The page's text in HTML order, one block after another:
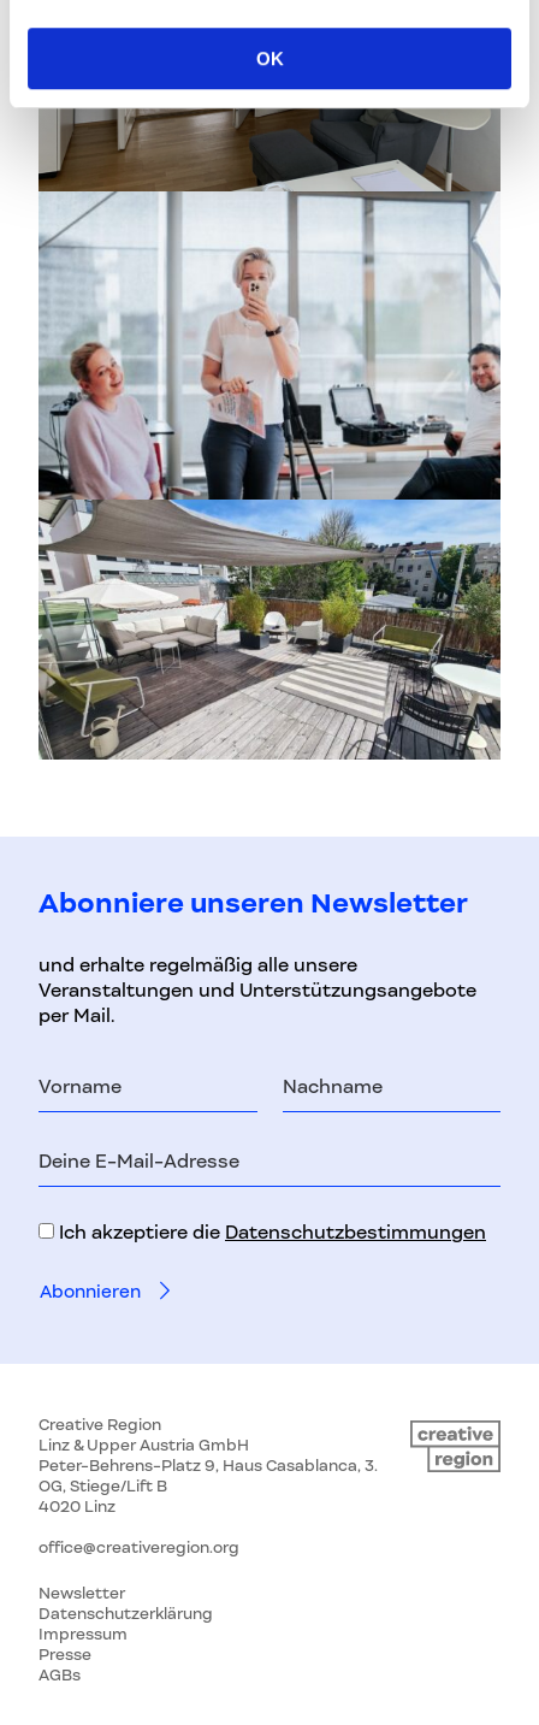
OK
Abonniere unseren Newsletter
und erhalte regelmäßig alle unsere
Veranstaltungen und Unterstützungsangebote
per Mail.
Nachname
Mail-
Ich akzeptiere die Datenschutzbestimmungen
Creative Region
Linz & Upper Austria GmbH
Peter-Behrens-Platz 9, Haus Casablanca, 3.
OG, Stiege/Lift B
4020 Linz
office@creativeregion.org
Newsletter
Datenschutzerklärung
Impressum
Presse
AGBs